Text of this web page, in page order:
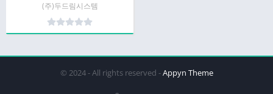
(주)두드림시스템
© 2024 - All rights reserved -Appyn Theme